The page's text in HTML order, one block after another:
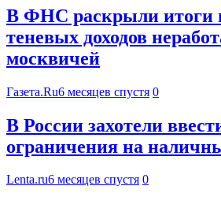
В ФНС раскрыли итоги
теневых доходов
москвичей
Газета.Ru6 месяцев спустя 0
В России захотели
ограничения на
Lenta.ru6 месяцев спустя 0